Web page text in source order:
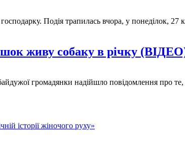
Подія трапилась вчора, у понеділок,
живу собаку в річку
громадянки надійшло повідомлення про
історії жіночого руху»